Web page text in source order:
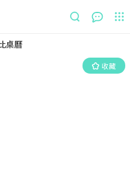
桌曆
收藏
收藏